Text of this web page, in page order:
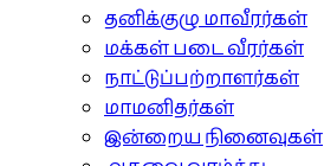
தனிக்குழு மாவீரர்கள்
மக்கள் படை வீரர்கள்
நாட்டுப்பற்றாளர்கள்
மாமனிதர்கள்
இன்றைய நினைவுகள்